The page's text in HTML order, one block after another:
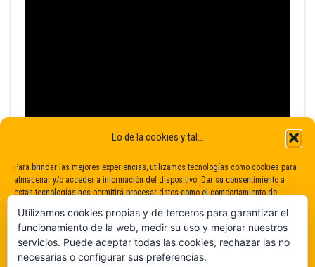
Lo de la cookies y tal...
Para brindar las mejores experiencias, utilizamos tecnologías como cookies para
almacenar y/o acceder a información del dispositivo. Dar su consentimiento a
estas tecnologías nos permitirá procesar datos como el comportamiento de
consentimiento puede afectar negativamente a determinadas características y
funciones.
Utilizamos cookies propias y de terceros para garantizar el
funcionamiento de la web, medir su uso y mejorar nuestros
servicios. Puede aceptar todas las cookies, rechazar las no
necesarias o configurar sus preferencias.